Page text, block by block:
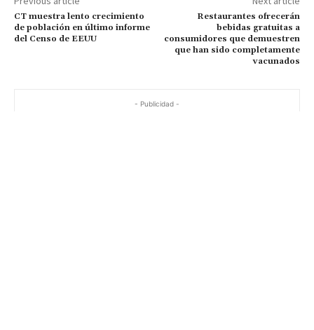
CT muestra lento crecimiento
de población en último informe
del Censo de EEUU
Restaurantes ofrecerán
bebidas gratuitas a
consumidores que demuestren
que han sido completamente
vacunados
- Publicidad -